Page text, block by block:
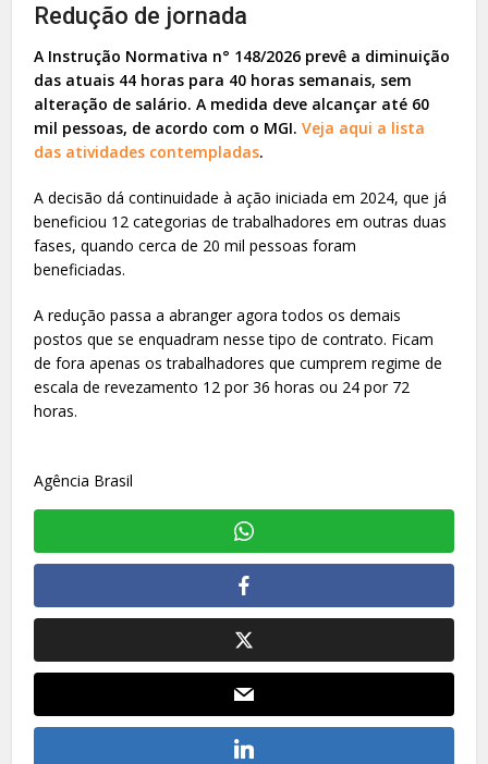
Redução de jornada
A Instrução Normativa n° 148/2026 prevê a diminuição
das atuais 44 horas para 40 horas semanais, sem
alteração de salário. A medida deve alcançar até 60
mil pessoas, de acordo com o MGI.Veja aqui a lista
das atividades contempladas.
A decisão dá continuidade à ação iniciada em 2024, que já
beneficiou 12 categorias de trabalhadores em outras duas
fases, quando cerca de 20 mil pessoas foram
beneficiadas.
A redução passa a abranger agora todos os demais
postos que se enquadram nesse tipo de contrato. Ficam
de fora apenas os trabalhadores que cumprem regime de
escala de revezamento 12 por 36 horas ou 24 por 72
horas.
Agência Brasil